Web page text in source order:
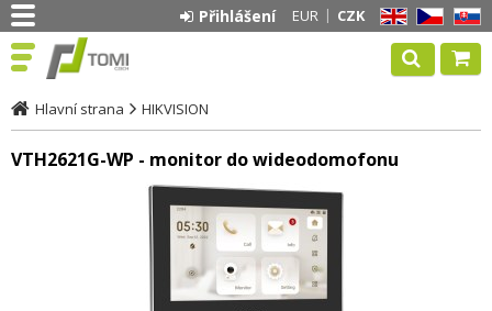
EN CZ SK
EUR CZK
Přihlášení
Hlavní strana HIKVISION
VTH2621G-WP - monitor do wideodomofonu